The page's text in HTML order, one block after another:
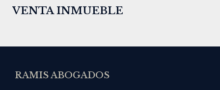
VENTA INMUEBLE
RAMIS ABOGADOS